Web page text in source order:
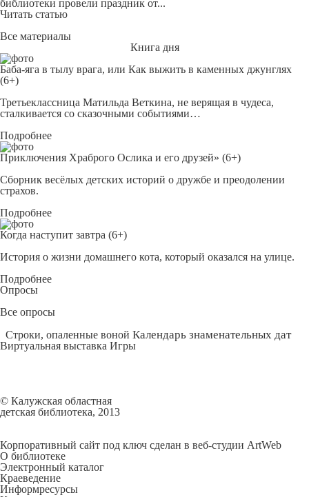
библиотеки провели праздник от...
Читать статью
Все материалы
Книга дня
Баба-яга в тылу врага, или Как выжить в каменных джунглях
(6+)
Третьеклассница Матильда Веткина, не верящая в чудеса,
сталкивается со сказочными событиями…
Подробнее
Приключения Храброго Ослика и его друзей» (6+)
Сборник весёлых детских историй о дружбе и преодолении
страхов.
Подробнее
Когда наступит завтра (6+)
История о жизни домашнего кота, который оказался на улице.
Подробнее
Опросы
Все опросы
Строки, опаленные воной Календарь знаменательных дат
Виртуальная выставка Игры
© Калужская областная
детская библиотека, 2013
Корпоративный сайт под ключ сделан в веб-студии ArtWeb
О библиотеке
Электронный каталог
Краеведение
Информресурсы